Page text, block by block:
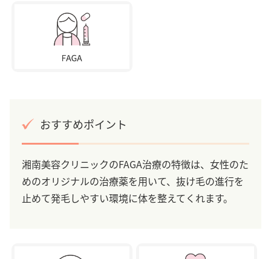
おすすめポイント
湘南美容クリニックのFAGA治療の特徴は、女性のた
めのオリジナルの治療薬を用いて、抜け毛の進行を
止めて発毛しやすい環境に体を整えてくれます。